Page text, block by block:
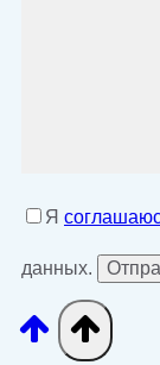
Я
данных.